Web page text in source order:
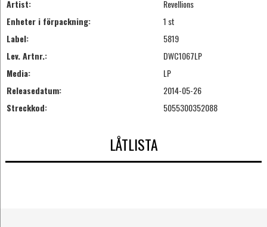
Artist:
Revellions
Enheter i förpackning:
1 st
Label:
5819
Lev. Artnr.:
DWC1067LP
Media:
LP
Releasedatum:
2014-05-26
Streckkod:
5055300352088
LÅTLISTA